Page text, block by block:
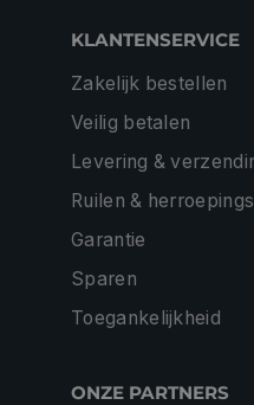
KLANTENSERVICE
Zakelijk bestellen
Veilig betalen
Levering &
Ruilen &
Garantie
Sparen
Toegankelijkheid
ONZE PARTNERS